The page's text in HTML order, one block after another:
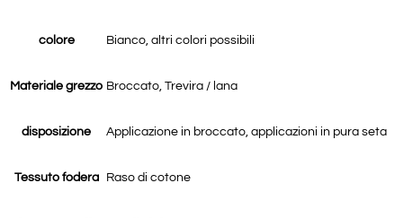
colore Bianco, altri colori possibili
Materiale grezzo Broccato, Trevira / lana
disposizione Applicazione in broccato, applicazioni in pura seta
Tessuto fodera Raso di cotone